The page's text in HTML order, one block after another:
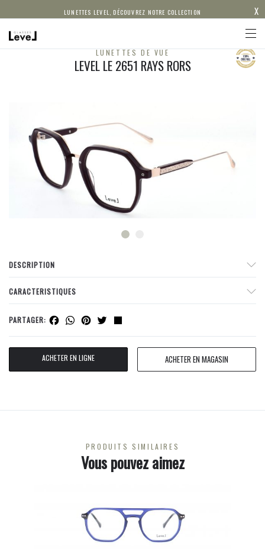
LUNETTES LEVEL, DÉCOUVREZ NOTRE COLLECTION X
LUNETTES DE VUE
LEVEL LE 2651 RAYS RORS
DESCRIPTION
CARACTERISTIQUES
PARTAGER: Facebook
WhatsApp
Pinterest
Twitter
ACHETER EN LIGNE ACHETER EN MAGASIN
PRODUITS SIMILAIRES
Vous pouvez aimez